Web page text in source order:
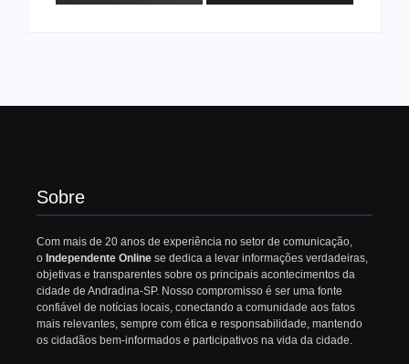
Sobre
Com mais de 20 anos de experiência no setor de comunicação,
o Independente Online se dedica a levar informações verdadeiras,
objetivas e transparentes sobre os principais acontecimentos da
cidade de Andradina-SP. Nosso compromisso é ser uma fonte
confiável de notícias locais, conectando a comunidade aos fatos
mais relevantes, sempre com ética e responsabilidade, mantendo
os cidadãos bem-informados e participativos na vida da cidade.